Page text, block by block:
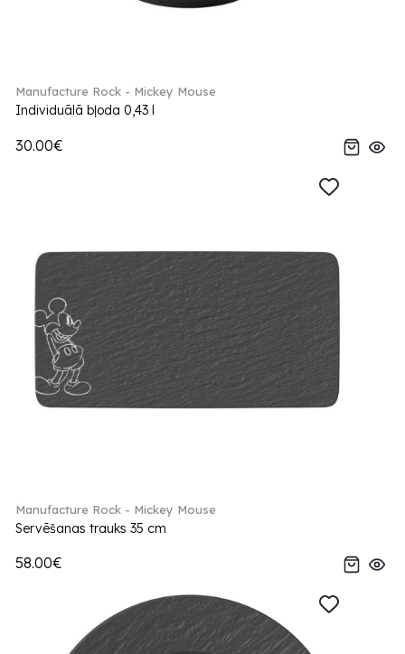
Manufacture Rock - Mickey Mouse
Individuālā bļoda 0,43 l
30.00€
Manufacture Rock - Mickey Mouse
Servēšanas trauks 35 cm
58.00€